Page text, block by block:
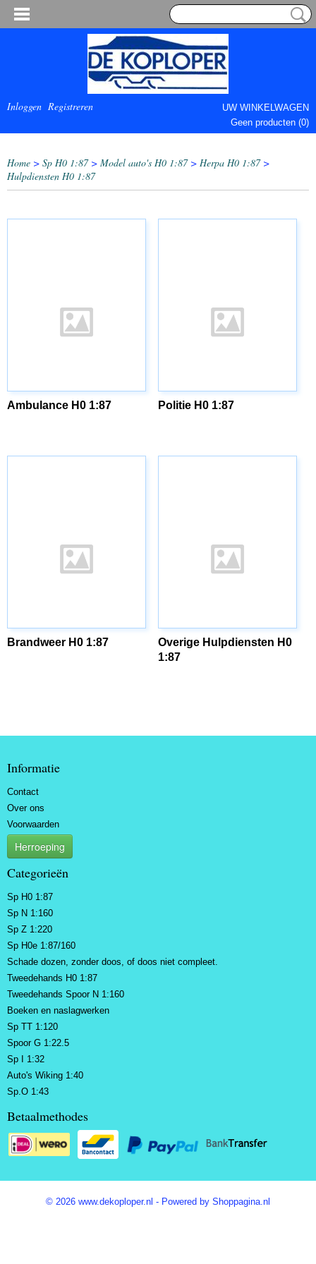
Inloggen Registreren
UW WINKELWAGEN
Geen producten (0)
Home > Sp H0 1:87> Model auto's H0 1:87> Herpa H0 1:87>
Hulpdiensten H0 1:87
Ambulance H0 1:87 Politie H0 1:87
Brandweer H0 1:87
Overige Hulpdiensten H0
1:87
Informatie
Contact
Over ons
Voorwaarden
Herroeping
Categorieën
Sp H0 1:87
Sp N 1:160
Sp Z 1:220
Sp H0e 1:87/160
Schade dozen, zonder doos, of doos niet compleet.
Tweedehands H0 1:87
Tweedehands Spoor N 1:160
Boeken en naslagwerken
Sp TT 1:120
Spoor G 1:22.5
Sp I 1:32
Auto's Wiking 1:40
Sp.O 1:43
Betaalmethodes
© 2026 www.dekoploper.nl - Powered by Shoppagina.nl